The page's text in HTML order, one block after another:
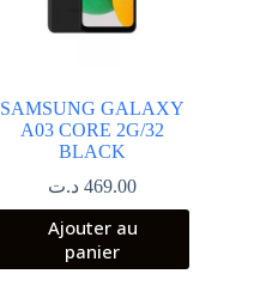
SAMSUNG GALAXY
A03 CORE 2G/32
BLACK
469.00 د.ت
Ajouter au
panier